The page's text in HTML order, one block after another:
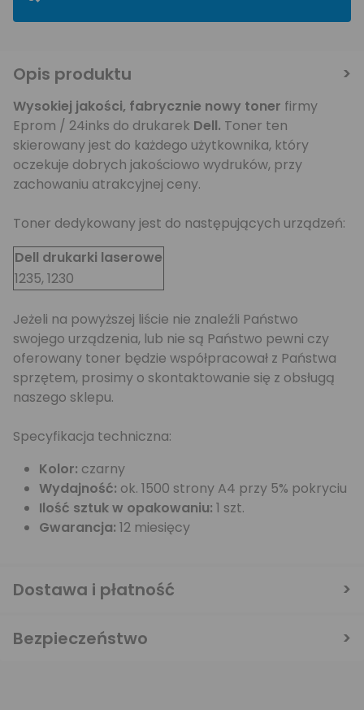
Opis produktu
Wysokiej jakości, fabrycznie nowy toner firmy
Eprom / 24inks do drukarek Dell. Toner ten
skierowany jest do każdego użytkownika, który
oczekuje dobrych jakościowo wydruków, przy
zachowaniu atrakcyjnej ceny.
Toner dedykowany jest do następujących urządzeń:
Dell drukarki laserowe
1235, 1230
Jeżeli na powyższej liście nie znaleźli Państwo
swojego urządzenia, lub nie są Państwo pewni czy
oferowany toner będzie współpracował z Państwa
sprzętem, prosimy o skontaktowanie się z obsługą
naszego sklepu.
Specyfikacja techniczna:
Kolor: czarny
Wydajność: ok. 1500 strony A4 przy 5% pokryciu
Ilość sztuk w opakowaniu: 1 szt.
Gwarancja: 12 miesięcy
Dostawa i płatność
Bezpieczeństwo